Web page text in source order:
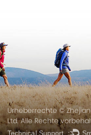
Urheberrechte ©
Ltd. Alle Rechte
Technical Support ：